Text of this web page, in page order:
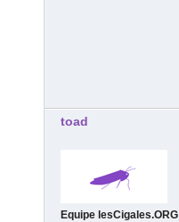
toad
Equipe lesCigales.ORG